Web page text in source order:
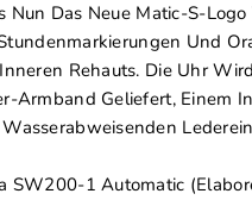
Nun Das Neue Matic-S-
Und
Rehauts. Die Uhr
Armband Geliefert, Einem
SW200-1 Automatic